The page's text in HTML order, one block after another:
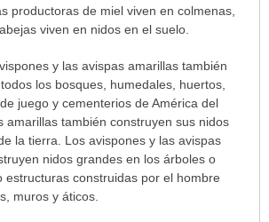
productoras de miel viven en colmenas,
viven en nidos en el suelo.
y las avispas amarillas también
los bosques, humedales, huertos,
juego y cementerios de América del
amarillas también construyen sus nidos
la tierra. Los avispones y las avispas
nidos grandes en los árboles o
estructuras construidas por el hombre
muros y áticos.